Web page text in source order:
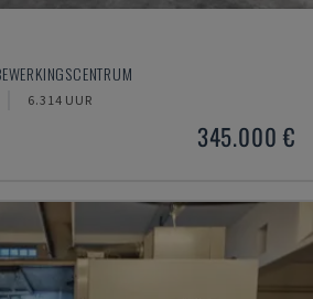
6.314 UUR
345.000 €